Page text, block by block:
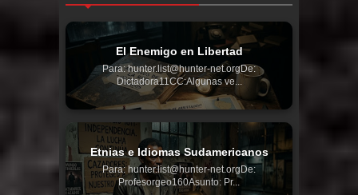
El Enemigo en Libertad
Para: hunter.list@hunter-net.orgDe:
Dictadora11CC:Algunas ve...
Etnias e Idiomas Sudamericanos
Para: hunter.list@hunter-net.orgDe:
Profesorgeo160Asunto: Pr...